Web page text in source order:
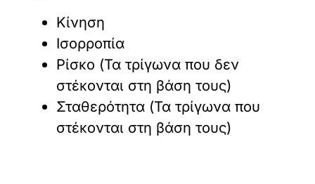
Κίνηση
Ισορροπία
Ρίσκο (Τα τρίγωνα που δεν
στέκονται στη βάση τους)
Σταθερότητα (Τα τρίγωνα που
στέκονται στη βάση τους)